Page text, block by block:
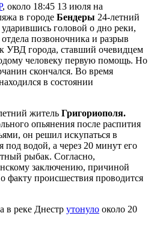
, около 18:45 13 июля на
в городе Бендеры 24-летний
головой о дно реки,
позвоночника и разрыв
УВД города, ставший очевидцем
человеку первую помощь. Но
скончался. Во время
в состоянии
житель Григориополя.
опьянения после распития
он решил искупаться в
водой, а через 20 минут его
рыбак. Согласно,
заключению, причиной
факту происшествия проводится
в реке Днестр утонуло около 20